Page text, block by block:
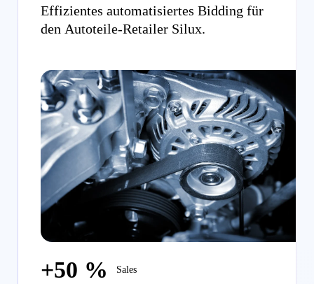
Effizientes automatisiertes Bidding für
den Autoteile-Retailer Silux.
+50 % Sales